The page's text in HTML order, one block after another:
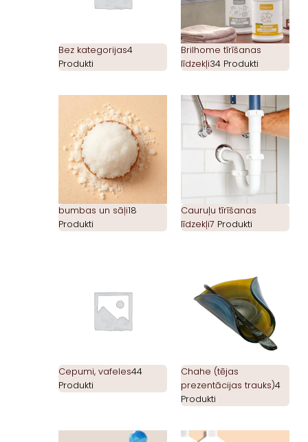
Bez kategorijas4
Produkti
Brilhome tīrīšanas
līdzekļi34 Produkti
bumbas un sāļi18
Produkti
Cauruļu tīrīšanas
līdzekļi7 Produkti
Cepumi, vafeles44
Produkti
Chahe (tējas
prezentācijas trauks)4
Produkti